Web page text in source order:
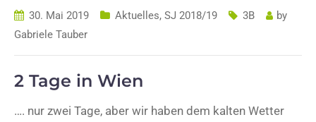
30. Mai 2019 Aktuelles, SJ 2018/19 3B
by
Gabriele Tauber
2 Tage in Wien
…. nur zwei Tage, aber wir haben dem kalten Wetter